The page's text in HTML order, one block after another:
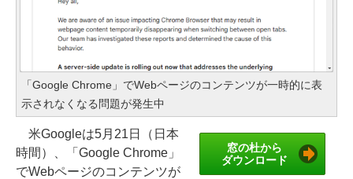
「Google Chrome」でWebページのコンテンツが一時的に表
示されなくなる問題が発生中
窓の杜から
ダウンロード
米Googleは5月21日（日本
時間）、「Google Chrome」
でWebページのコンテンツが